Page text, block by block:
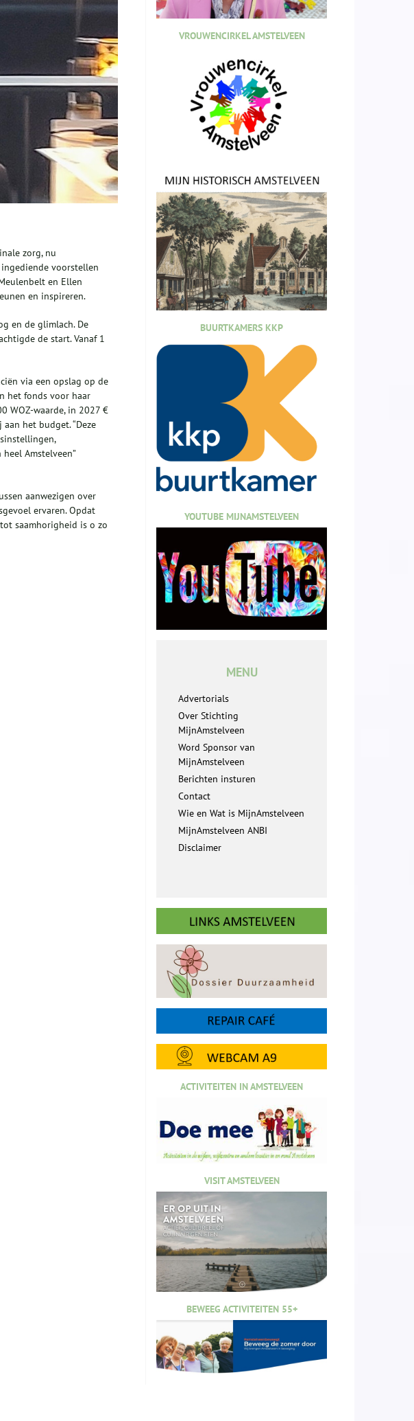
zorg, nu
voorstellen
en Ellen
en inspireren.
en de glimlach. De
de start. Vanaf 1
via een opslag op de
het fonds voor haar
WOZ-waarde, in 2027 €
het budget. “Deze
Amstelveen”
aanwezigen over
ervaren. Opdat
saamhorigheid is o zo
VROUWENCIRKEL AMSTELVEEN
BUURTKAMERS KKP
YOUTUBE MIJNAMSTELVEEN
MENU
Advertorials
Over Stichting
MijnAmstelveen
Word Sponsor van
MijnAmstelveen
Berichten insturen
Contact
Wie en Wat is MijnAmstelveen
MijnAmstelveen ANBI
Disclaimer
ACTIVITEITEN IN AMSTELVEEN
VISIT AMSTELVEEN
BEWEEG ACTIVITEITEN 55+